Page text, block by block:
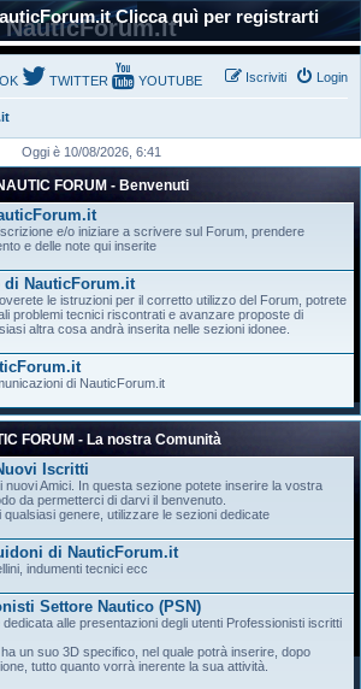
Clicca quì per registrarti
NauticForum.it
TWITTER YOUTUBE Login
Iscriviti
Oggi è 10/08/2026, 6:41
FORUM - Benvenuti
e/o iniziare a scrivere sul Forum, prendere
e delle note qui inserite
di NauticForum.it
le istruzioni per il corretto utilizzo del Forum, potrete
problemi tecnici riscontrati e avanzare proposte di
altra cosa andrà inserita nelle sezioni idonee.
di NauticForum.it
FORUM - La nostra Comunità
Iscritti
nuovi Amici. In questa sezione potete inserire la vostra
da permetterci di darvi il benvenuto.
qualsiasi genere, utilizzare le sezioni dedicate
di NauticForum.it
indumenti tecnici ecc
Settore Nautico (PSN)
alle presentazioni degli utenti Professionisti iscritti
un suo 3D specifico, nel quale potrà inserire, dopo
tutto quanto vorrà inerente la sua attività.